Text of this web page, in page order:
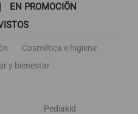
EN PROMOCIÖN
Cosmética e higiene
y bienestar
Pediakid